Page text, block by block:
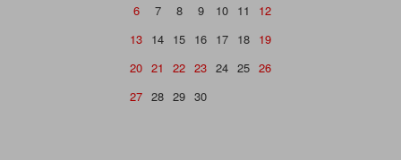
6
7 8 9 10 11
12
13 14 15 16 17 18 19
20 21 22 23 24 25 26
27 28 29 30